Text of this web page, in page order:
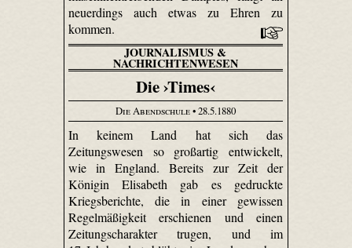
neuerdings auch etwas zu Ehren zu
kommen.
JOURNALISMUS &
NACHRICHTENWESEN
Die ›Times‹
Die Abendschule• 28.5.1880
In keinem Land hat sich das
Zeitungswesen so großartig entwickelt,
wie in England. Bereits zur Zeit der
Königin Elisabeth gab es gedruckte
Kriegsberichte, die in einer gewissen
Regelmäßigkeit erschienen und einen
Zeitungscharakter trugen, und im